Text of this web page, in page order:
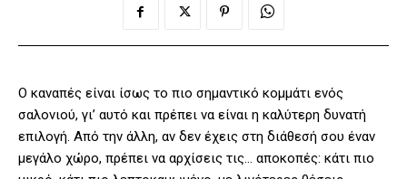
Ο καναπές είναι ίσως το πιο σημαντικό κομμάτι ενός
σαλονιού, γι’ αυτό και πρέπει να είναι η καλύτερη δυνατή
επιλογή. Από την άλλη, αν δεν έχεις στη διάθεσή σου έναν
μεγάλο χώρο, πρέπει να αρχίσεις τις… αποκοπές: κάτι πιο